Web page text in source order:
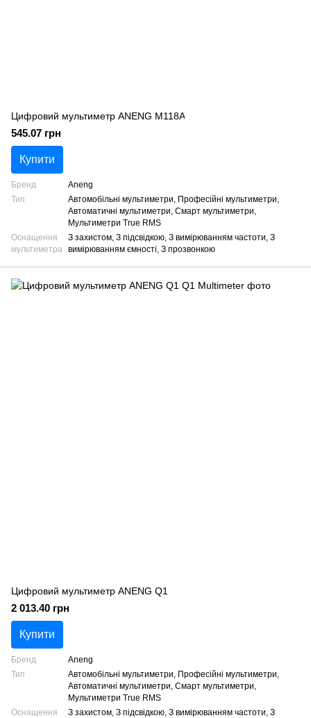
Цифровий мультиметр ANENG M118A
545.07 грн
Купити
Бренд
Aneng
Тип
Автомобільні мультиметри, Професійні мультиметри,
Автоматичні мультиметри, Смарт мультиметри,
Мультиметри True RMS
Оснащення
мультиметра
З захистом, З підсвідкою, З вимірюванням частоти, З
вимірюванням ємності, З прозвонкою
Цифровий мультиметр ANENG Q1
2 013.40 грн
Купити
Бренд
Aneng
Тип
Автомобільні мультиметри, Професійні мультиметри,
Автоматичні мультиметри, Смарт мультиметри,
Мультиметри True RMS
Оснащення
З захистом, З підсвідкою, З вимірюванням частоти, З